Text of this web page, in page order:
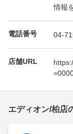
情報
電話番号 04-
店舗URL
エディオン/柏店